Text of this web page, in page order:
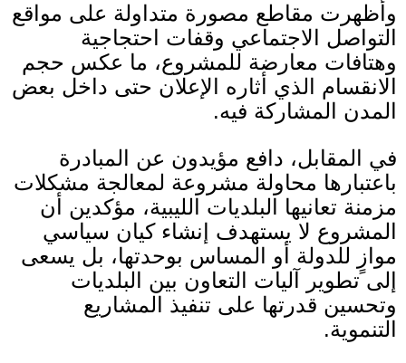
وأظهرت مقاطع مصورة متداولة على مواقع
التواصل الاجتماعي وقفات احتجاجية
وهتافات معارضة للمشروع، ما عكس حجم
الانقسام الذي أثاره الإعلان حتى داخل بعض
المدن المشاركة فيه.
في المقابل، دافع مؤيدون عن المبادرة
باعتبارها محاولة مشروعة لمعالجة مشكلات
مزمنة تعانيها البلديات الليبية، مؤكدين أن
المشروع لا يستهدف إنشاء كيان سياسي
موازٍ للدولة أو المساس بوحدتها، بل يسعى
إلى تطوير آليات التعاون بين البلديات
وتحسين قدرتها على تنفيذ المشاريع
التنموية.